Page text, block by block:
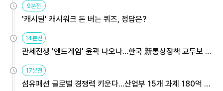
9분전
'캐시딜' 캐시워크 돈 버는 퀴즈, 정답은?
14분전
관세전쟁 '엔드게임' 윤곽 나오나…한국 新통상정책 교두보 활
17분전
섬유패션 글로벌 경쟁력 키운다…산업부 15개 과제 180억 지